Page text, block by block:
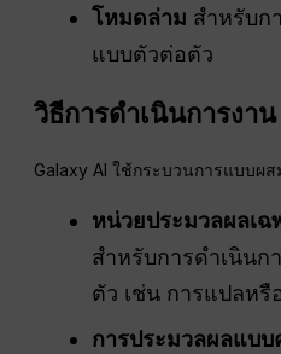
โหมดล่าม สำหรับก
แบบตัวต่อตัว
วิธีการดำเนินการงาน
Galaxy AI ใช้กระบวนการแบบผ
หน่วยประมวลผลเ
สำหรับการดำเนินก
ตัว เช่น การแปลหรื
การประมวลผลแบ